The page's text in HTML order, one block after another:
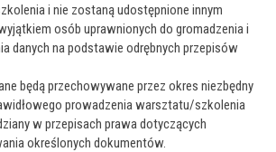
i nie zostaną udostępnione innym
osób uprawnionych do gromadzenia i
danych na podstawie odrębnych przepisów
będą przechowywane przez okres niezbędny
prowadzenia warsztatu/szkolenia
w przepisach prawa dotyczących
określonych dokumentów.